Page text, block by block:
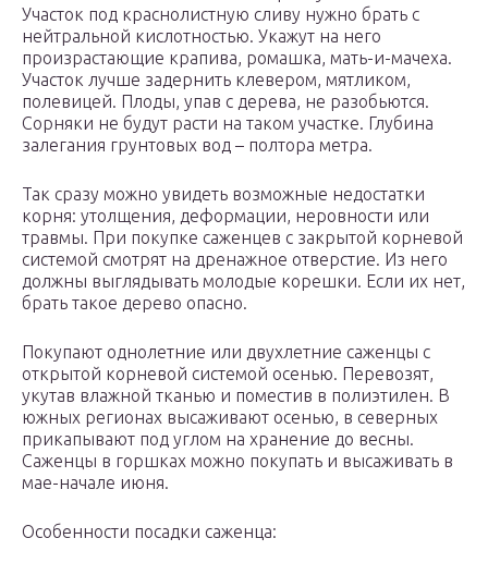
Участок под краснолистную сливу нужно брать с
нейтральной кислотностью. Укажут на него
произрастающие крапива, ромашка, мать-и-мачеха.
Участок лучше задернить клевером, мятликом,
полевицей. Плоды, упав с дерева, не разобьются.
Сорняки не будут расти на таком участке. Глубина
залегания грунтовых вод – полтора метра.
Так сразу можно увидеть возможные недостатки
корня: утолщения, деформации, неровности или
травмы. При покупке саженцев с закрытой корневой
системой смотрят на дренажное отверстие. Из него
должны выглядывать молодые корешки. Если их нет,
брать такое дерево опасно.
Покупают однолетние или двухлетние саженцы с
открытой корневой системой осенью. Перевозят,
укутав влажной тканью и поместив в полиэтилен. В
южных регионах высаживают осенью, в северных
прикапывают под углом на хранение до весны.
Саженцы в горшках можно покупать и высаживать в
мае-начале июня.
Особенности посадки саженца: